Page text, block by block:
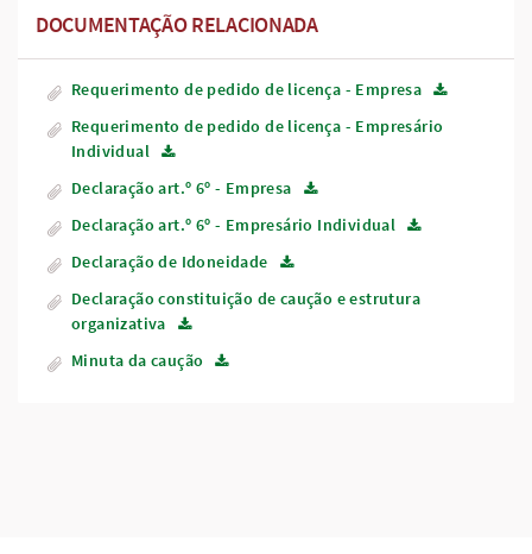
DOCUMENTAÇÃO RELACIONADA
Requerimento de pedido de licença - Empresa
Requerimento de pedido de licença - Empresário
Individual
Declaração art.º 6º - Empresa
Declaração art.º 6º - Empresário Individual
Declaração de Idoneidade
Declaração constituição de caução e estrutura
organizativa
Minuta da caução